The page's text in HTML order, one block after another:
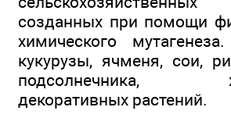
созданных при помощи
химического
кукурузы, ячменя, сои,
подсолнечника,
декоративных растений.